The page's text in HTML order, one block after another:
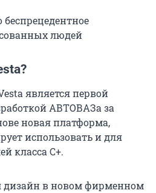
людей
является первой
АВТОВАЗа за
новая платформа,
использовать и для
класса С+.
дизайн в новом фирменном